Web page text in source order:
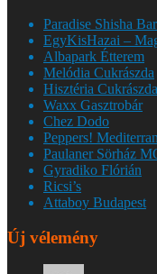
Paradise Shisha Bar
EgyKisHazai –
Albapark Étterem
Melódia Cukrászda
Hisztéria Cukrászda
Waxx Gasztrobár
Chez Dodo
Peppers!
Paulaner Sörház
Gyradiko Flórián
Ricsi’s
Attaboy Budapest
Új vélemény